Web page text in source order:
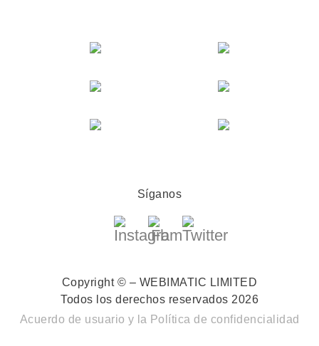
Síganos
Copyright © – WEBIMATIC LIMITED
Todos los derechos reservados 2026
Acuerdo de usuario y la Política de confidencialidad